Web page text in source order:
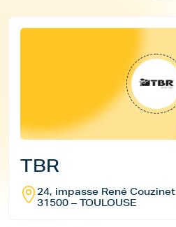
TBR
24, impasse René Couzinet
31500 – TOULOUSE